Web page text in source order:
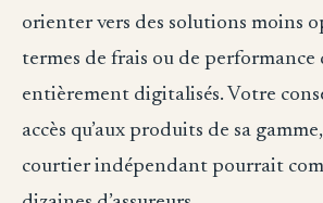
orienter vers des solutions moins
termes de frais ou de performance
entièrement digitalisés. Votre
accès qu’aux produits de sa
courtier indépendant pourrait